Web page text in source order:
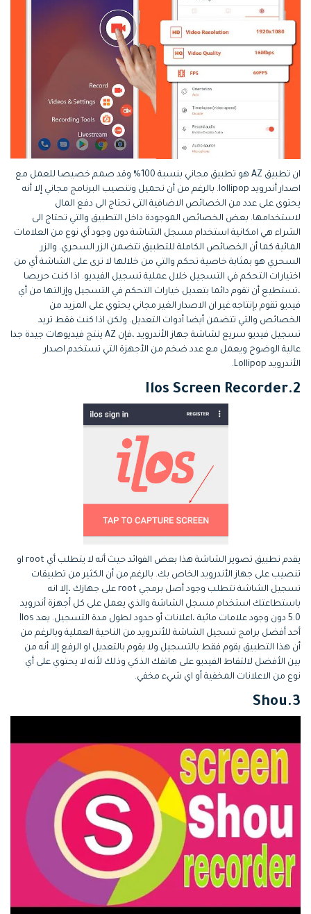
ان تطبيق AZ هو تطبيق مجاني بنسبة 100% وقد صمم خصيصا للعمل مع
اصدار أندرويد lollipop. بالرغم من أن تحميل وتنصيب البرنامج مجاني إلا أنه
يحتوى على عدد من الخصائص الاضافية التى تحتاج الى دفع المال
لاستخدامها. بعض الخصائص الموجودة داخل التطبيق والتي تحتاج الى
الشراء هي امكانية استخدام مسجل الشاشة دون وجود أي نوع من العلامات
المائية كما أن الخصائص الكاملة للتطبيق تتضمن الزر السحري. والزر
السحري هو بمثابة خاصية تحكم والتي من خلالها لا ترى على الشاشة أي من
اختيارات التحكم في التسجيل خلال عملية تسجيل الفيديو. اذا كنت حريصا
،تستطيع أن تقوم دائما بتعديل خيارات التحكم في التسجيل وإزالتها من أي
فيديو تقوم بإنتاجه غير ان الاصدار الغير مجاني يحتوي على المزيد من
الخصائص والتي تتضمن أيضا أدوات التعديل. ولكن اذا كنت فقط تريد
تسجيل فيديو سريع لشاشة جهاز الأندرويد ،فإن AZ ينتج فيديوهات جيدة جدا
عالية الوضوح ويعمل مع عدد ضخم من الأجهزة التي تستخدم اصدار
الأندرويد Lollipop.
2.Ilos Screen Recorder
يقدم تطبيق تصوير الشاشة هذا بعض الفوائد حيث أنه لا يتطلب أي root او
تنصيب على جهاز الأندرويد الخاص بك. بالرغم من أن الكثير من تطبيقات
تسجيل الشاشة تتطلب وجود أصل برمجي root على جهازك ،إلا انه
باستطاعتك استخدام مسجل الشاشة والذي يعمل على كل أجهزة أندرويد
5.0 دون وجود علامات مائية ،اعلانات أو حدود لطول مدة التسجيل. يعد Ilos
أحد أفضل برامج تسجيل الشاشة للأندرويد من الناحية العملية وبالرغم من
أن هذا التطبيق يقوم فقط بالتسجيل ولا يقوم بالتعديل او الرفع إلا أنه من
بين الأفضل لالتقاط الفيديو على هاتفك الذكي وذلك لأنه لا يحتوي على أي
نوع من الاعلانات المخفية أو اي شيء مخفي.
3.Shou